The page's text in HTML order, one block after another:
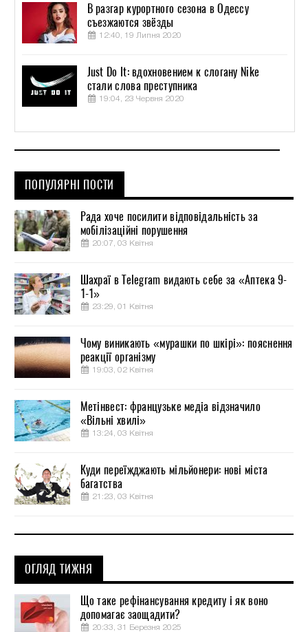
В разгар курортного сезона в Одессу
съезжаются звёзды
12:40, 19 Липня 2020
Just Do It: вдохновением к слогану Nike
стали слова преступника
19:04, 23 Червня 2020
ПОПУЛЯРНІ ПОСТИ
Рада хоче посилити відповідальність за
мобілізаційні порушення
20:07, 03 Квітня
Шахраї в Telegram видають себе за «Аптека 9-
1-1»
23:29, 01 Квітня
Чому виникають «мурашки по шкірі»: пояснення
реакції організму
19:03, 02 Квітня
Метінвест: французьке медіа відзначило
«Вільні хвилі»
13:24, 03 Квітня
Куди переїжджають мільйонери: нові міста
багатства
21:23, 03 Квітня
ОГЛЯД ТИЖНЯ
Що таке рефінансування кредиту і як воно
допомагає заощадити?
20:33, 31 Березня 2025